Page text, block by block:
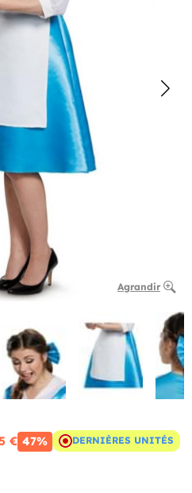
Agrandir
€ 47% DERNIÈRES UNITÉS